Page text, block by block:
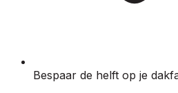
Bespaar de helft op je